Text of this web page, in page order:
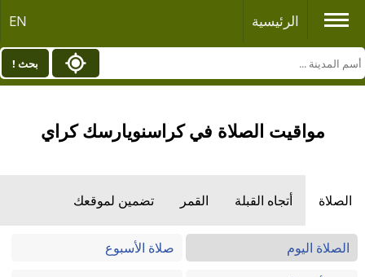
الرئيسية EN
بحث !
مواقيت الصلاة في كراسنويارسك كراي
الصلاة أتجاه القبلة القمر تضمين لموقعك
الصلاة اليوم
صلاة الأسبوع